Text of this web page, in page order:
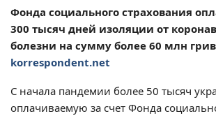
Фонда социального страхования
300 тысяч дней изоляции от
болезни на сумму более 60 млн
korrespondent.net
С начала пандемии более 50 тысяч
оплачиваемую за счет Фонда